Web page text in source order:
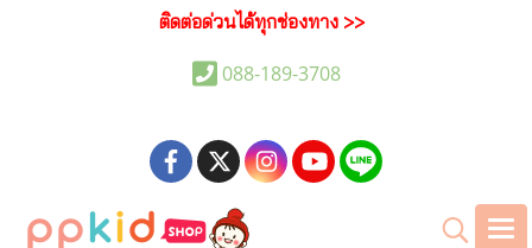
ติดต่อด่วนได้ทุกช่องทาง >>
088-189-3708